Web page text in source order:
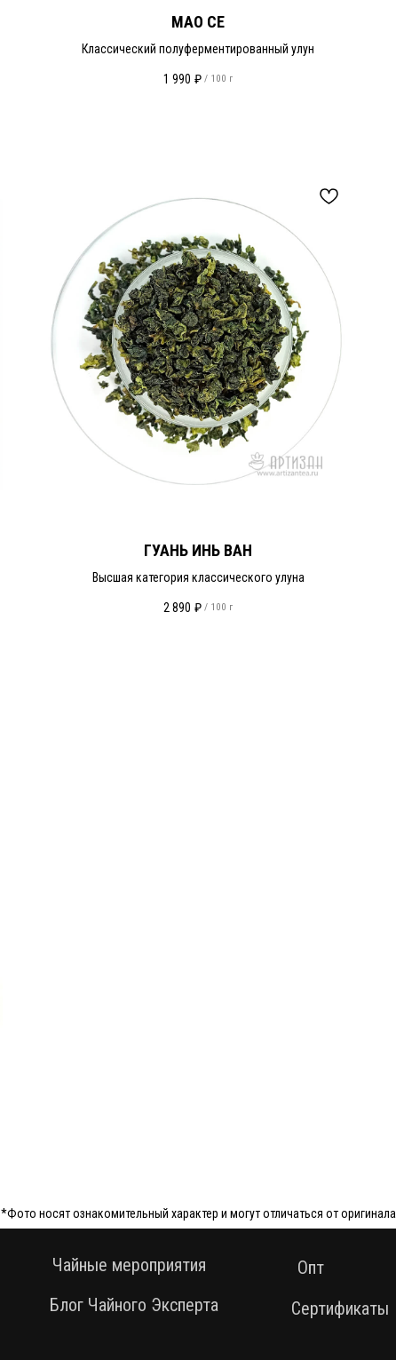
МАО СЕ
Классический полуферментированный улун
1 990 ₽ / 100 г
ГУАНЬ ИНЬ ВАН
Высшая категория классического улуна
2 890 ₽ / 100 г
*Фото носят ознакомительный характер и могут отличаться от оригинала
Чайные мероприятия
Блог Чайного Эксперта
Сертификаты
Опт